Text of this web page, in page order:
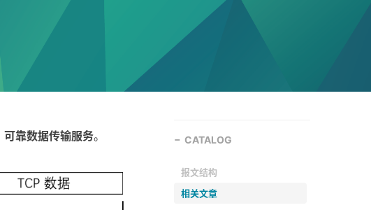
可靠数据传输服务。 CATALOG
报文结构
相关文章